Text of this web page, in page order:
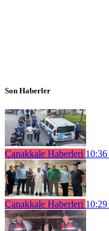
Son Haberler
Çanakkale Haberleri 10:36
Çanakkale Haberleri 10:29